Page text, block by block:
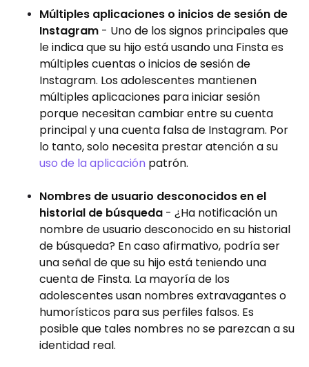
Múltiples aplicaciones o inicios de sesión de
Instagram - Uno de los signos principales que
le indica que su hijo está usando una Finsta es
múltiples cuentas o inicios de sesión de
Instagram. Los adolescentes mantienen
múltiples aplicaciones para iniciar sesión
porque necesitan cambiar entre su cuenta
principal y una cuenta falsa de Instagram. Por
lo tanto, solo necesita prestar atención a su
uso de la aplicación patrón.
Nombres de usuario desconocidos en el
historial de búsqueda - ¿Ha notificación un
nombre de usuario desconocido en su historial
de búsqueda? En caso afirmativo, podría ser
una señal de que su hijo está teniendo una
cuenta de Finsta. La mayoría de los
adolescentes usan nombres extravagantes o
humorísticos para sus perfiles falsos. Es
posible que tales nombres no se parezcan a su
identidad real.